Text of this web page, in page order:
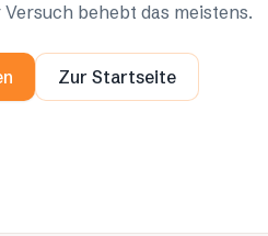
behebt das meistens.
Zur Startseite